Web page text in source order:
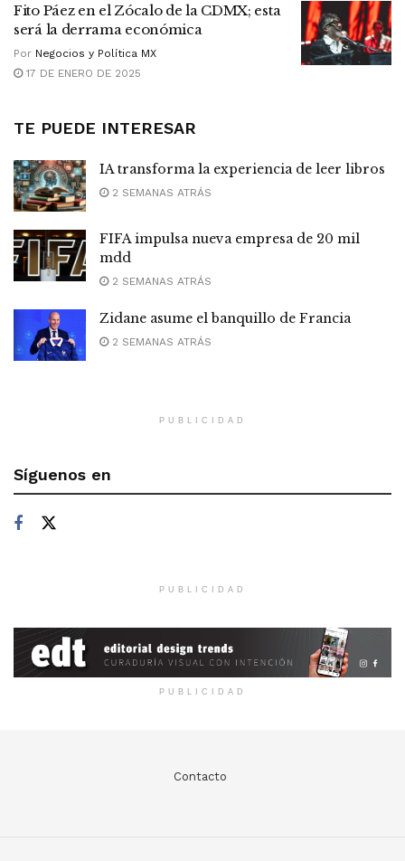
Fito Páez en el Zócalo de la CDMX; esta
será la derrama económica
Por Negocios y Política MX
17 DE ENERO DE 2025
TE PUEDE INTERESAR
IA transforma la experiencia de leer libros
2 SEMANAS ATRÁS
FIFA impulsa nueva empresa de 20 mil
mdd
2 SEMANAS ATRÁS
Zidane asume el banquillo de Francia
2 SEMANAS ATRÁS
PUBLICIDAD
Síguenos en
PUBLICIDAD
PUBLICIDAD
Contacto